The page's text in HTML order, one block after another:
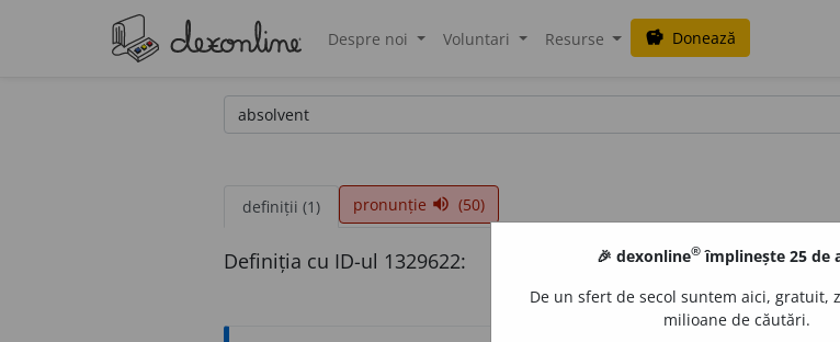
Despre noi Voluntari Resurse savings Donează
definiții (1) pronunție volume_up (50)
Definiția cu ID-ul 1329622: 🎉 dexonline® împlinește 25 de
De un sfert de secol suntem aici, gratuit,
milioane de căutări.